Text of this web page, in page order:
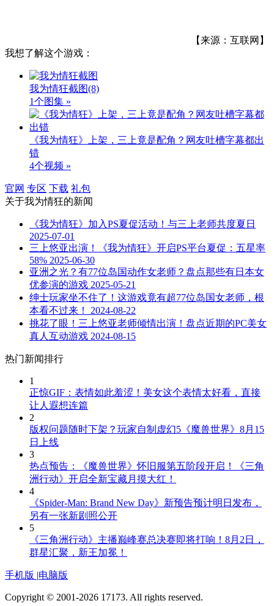
【来源：互联网】
我想了解这个游戏：
我为情狂截图(8)
1个图集 »
《我为情狂》上架，三上竟是配角？网友吐槽字幕都出
错
4个视频 »
官网 专区 下载 礼包
关于我为情狂的新闻
《我为情狂》加入PS夏促活动！与三上老师共度夏日
2025-07-01
三上悠亚出演！《我为情狂》开启PS平台夏促：五星率
58% 2025-06-30
亚洲之光？有77位岛国动作女老师？盘点那些有日本女
优参演的游戏 2025-05-21
绅士玩家坐不住了！这游戏竟有超77位岛国女老师，根
本看不过来！
2024-08-22
挑花了眼！三上悠亚老师倾情出演！盘点近期的PC美女
真人互动游戏 2024-08-15
热门新闻排行
1
正惊GIF：表情如此羞涩！美女这个表情太好看，直接
让人遐想连篇
2
版权问题随时下架？玩家自制虚幻5《魔兽世界》8月15
日上线
3
热点预告：《魔兽世界》怀旧服第五阶段开启！《三角
洲行动》开启全新宝藏月摸大红！
4
《Spider-Man: Brand New Day》新预告预计明日发布，
另有一张新剧照公开
5
《三角洲行动》主播巅峰赛总决赛即将打响！8月2日，
群星汇聚，新王加冕！
手机版 |电脑版
Copyright © 2001-2026 17173. All rights reserved.